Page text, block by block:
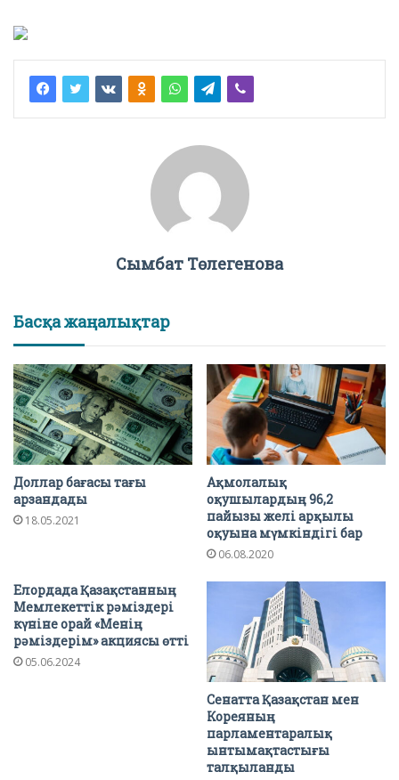
Сымбат Төлегенова
Басқа жаңалықтар
Доллар бағасы тағы
арзандады
18.05.2021
Ақмолалық
оқушылардың 96,2
пайызы желі арқылы
оқуына мүмкіндігі бар
06.08.2020
Елордада Қазақстанның
Мемлекеттік рәміздері
күніне орай «Менің
рәміздерім» акциясы өтті
05.06.2024
Сенатта Қазақстан мен
Кореяның
парламентаралық
ынтымақтастығы
талқыланды